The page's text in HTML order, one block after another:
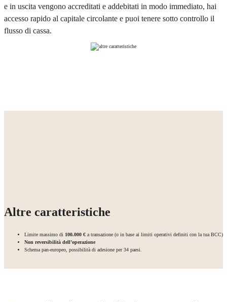
e in uscita vengono accreditati e addebitati in modo immediato, hai
accesso rapido al capitale circolante e puoi tenere sotto controllo il
flusso di cassa.
Altre caratteristiche
Limite massimo di 100.000 € a transazione (o in base ai limiti operativi definiti con la tua BCC)
Non reversibilità dell’operazione
Schema pan-europeo, possibilità di adesione per 34 paesi.